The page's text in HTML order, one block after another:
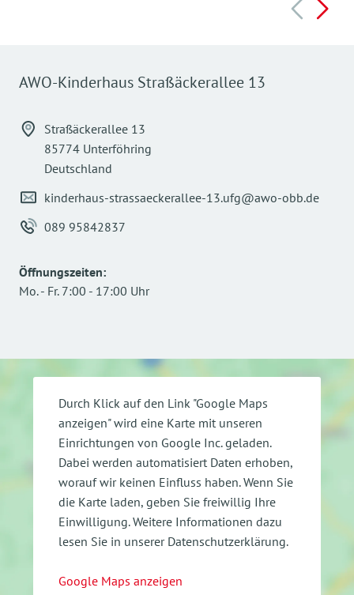
AWO-Kinderhaus Straßäckerallee 13
Straßäckerallee 13
85774 Unterföhring
Deutschland
kinderhaus-strassaeckerallee-13.ufg@awo-obb.de
089 95842837
Öffnungszeiten:
Mo.- Fr. 7:00 - 17:00 Uhr
Durch Klick auf den Link "Google Maps
anzeigen" wird eine Karte mit unseren
Einrichtungen von Google Inc. geladen.
Dabei werden automatisiert Daten erhoben,
worauf wir keinen Einfluss haben. Wenn Sie
die Karte laden, geben Sie freiwillig Ihre
Einwilligung. Weitere Informationen dazu
lesen Sie in unserer Datenschutzerklärung.
Google Maps anzeigen